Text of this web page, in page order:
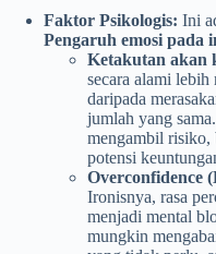
Faktor Psikologis: Ini
Pengaruh emosi pada
Ketakutan akan
secara alami lebih
daripada
jumlah yang
mengambil risiko,
potensi
Overconfidence
Ironisnya, rasa
menjadi mental
mungkin